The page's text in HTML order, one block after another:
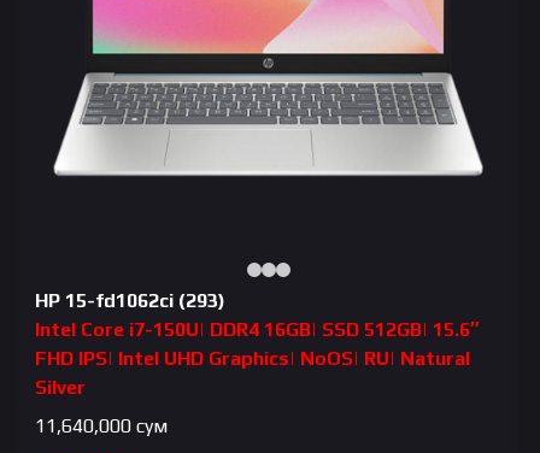
HP 15-fd1062ci (293)
Intel Core i7-150U| DDR4 16GB| SSD 512GB| 15.6″
FHD IPS| Intel UHD Graphics| NoOS| RU| Natural
Silver
11,640,000 сум